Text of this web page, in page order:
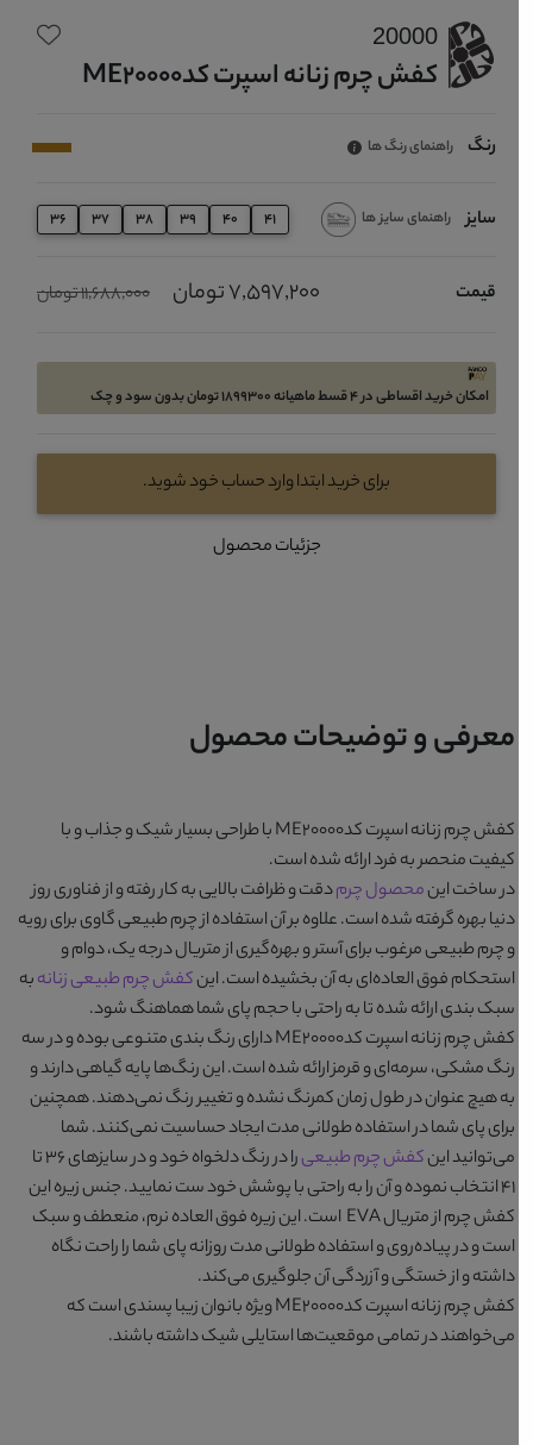
20000
کفش چرم زنانه اسپرت کدME20000
رنگ راهنمای رنگ ها
سایز راهنمای سایز ها 36 37 38 39
قیمت 7,597,200 تومان 11,688,000 تومان
امکان خرید اقساطی در 4 قسط ماهیانه 1899300 تومان بدون سود و چک
برای خرید ابتدا وارد حساب خود شوید.
جزئیات محصول
معرفی و توضیحات محصول
کفش چرم زنانه اسپرت کدME20000
با طراحی بسیار شیک و جذاب و با
کیفیت منحصر به فرد ارائه شده است.
در ساخت اینمحصول چرمدقت و ظرافت بالایی به کار رفته و از فناوری روز
دنیا بهره گرفته شده است. علاوه بر آن استفاده از چرم طبیعی گاوی برای رویه
و چرم طبیعی مرغوب برای آستر و بهره‌گیری از متریال درجه یک، دوام و
استحکام فوق العاده‌ای به آن بخشیده است. اینکفش چرم طبیعی زنانهبه
سبک بندی ارائه شده تا به راحتی با حجم پای شما هماهنگ شود.
کفش چرم زنانه اسپرت کدME20000
دارای رنگ بندی متنوعی بوده و در سه
رنگمشکی، سرمه‌ای و قرمزارائه شده است. این رنگ‌ها پایه گیاهی دارند و
به هیچ عنوان در طول زمان کمرنگ نشده و تغییر رنگ نمی‌دهند. همچنین
برای پای شما در استفاده طولانی مدت ایجاد حساسیت نمی‌کنند. شما
می‌توانید اینکفش چرم طبیعی
را در رنگ دلخواه خود و در سایزهای ۳۶ تا
۴۱ انتخاب نموده و آن را به راحتی با پوشش خود ست نمایید. جنس زیره این
کفش چرم از متریال EVA است. این زیره فوق العاده نرم، منعطف و سبک
است و در پیاده‌روی و استفاده طولانی مدت روزانه پای شما را راحت نگاه
داشته و از خستگی و آزردگی آن جلوگیری می‌کند.
کفش چرم زنانه اسپرت کدME20000
ویژه بانوان زیبا پسندی است که
می‌خواهند در تمامی موقعیت‌ها استایلی شیک داشته باشند.